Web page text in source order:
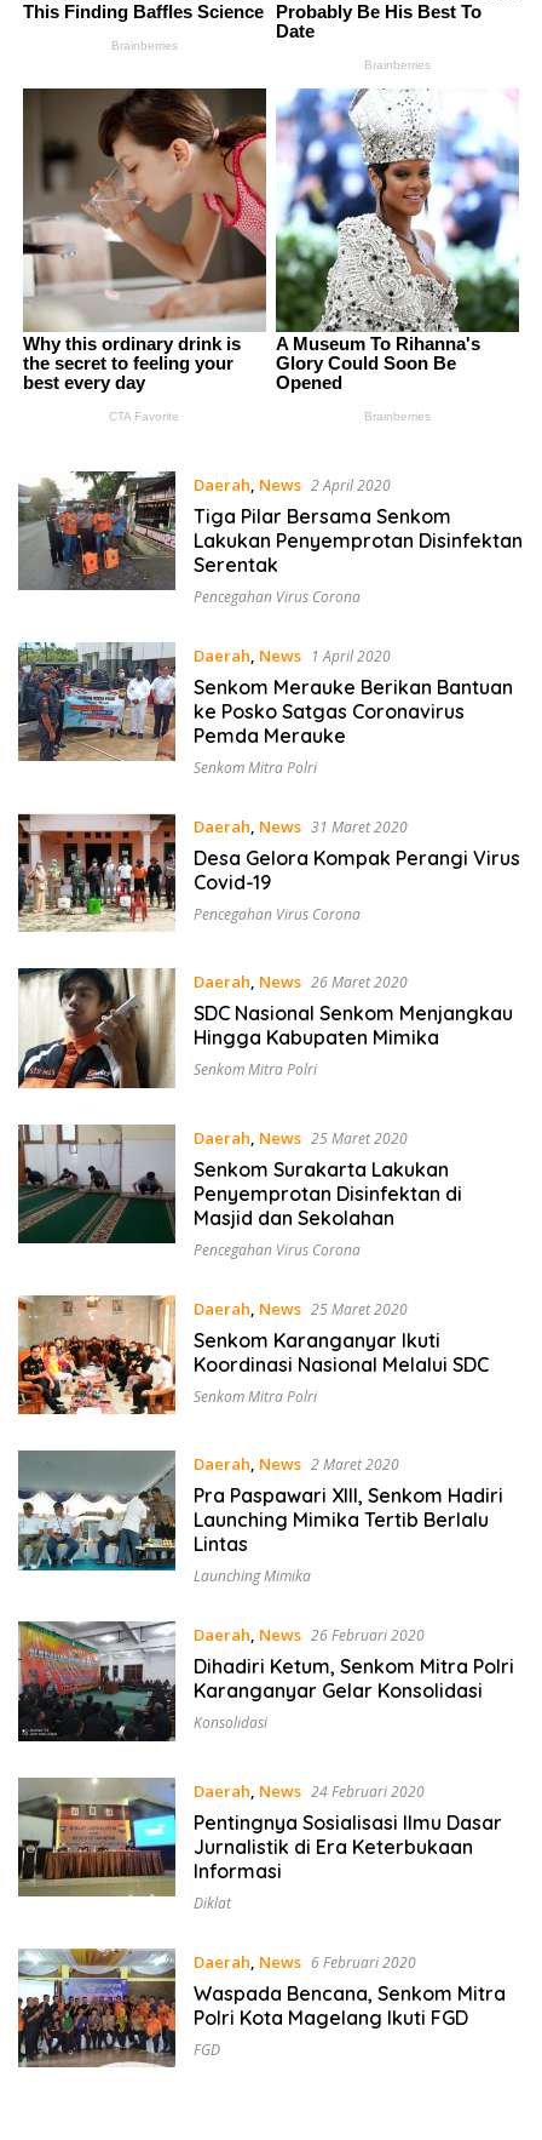
Daerah, News 2 April 2020
Tiga Pilar Bersama Senkom
Lakukan Penyemprotan Disinfektan
Serentak
Pencegahan Virus Corona
Daerah, News 1 April 2020
Senkom Merauke Berikan Bantuan
ke Posko Satgas Coronavirus
Pemda Merauke
Senkom Mitra Polri
Daerah, News 31 Maret 2020
Desa Gelora Kompak Perangi Virus
Covid-19
Pencegahan Virus Corona
Daerah, News 26 Maret 2020
SDC Nasional Senkom Menjangkau
Hingga Kabupaten Mimika
Senkom Mitra Polri
Daerah, News 25 Maret 2020
Senkom Surakarta Lakukan
Penyemprotan Disinfektan di
Masjid dan Sekolahan
Pencegahan Virus Corona
Daerah, News 25 Maret 2020
Senkom Karanganyar Ikuti
Koordinasi Nasional Melalui SDC
Senkom Mitra Polri
Daerah, News 2 Maret 2020
Pra Paspawari XIII, Senkom Hadiri
Launching Mimika Tertib Berlalu
Lintas
Launching Mimika
Daerah, News 26 Februari 2020
Dihadiri Ketum, Senkom Mitra Polri
Karanganyar Gelar Konsolidasi
Konsolidasi
Daerah, News 24 Februari 2020
Pentingnya Sosialisasi Ilmu Dasar
Jurnalistik di Era Keterbukaan
Informasi
Diklat
Daerah, News 6 Februari 2020
Waspada Bencana, Senkom Mitra
Polri Kota Magelang Ikuti FGD
FGD